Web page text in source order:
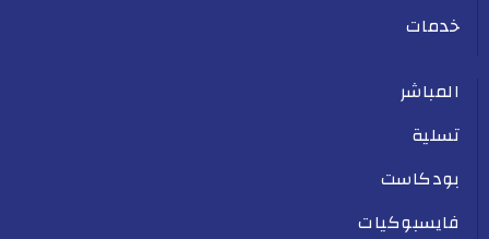
خدمات
المباشر
تسلية
بودكاست
فايسبوكيات